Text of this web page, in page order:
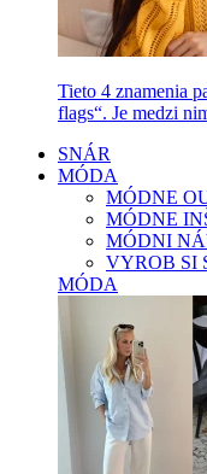
Tieto 4 znamenia
flags“. Je medzi
SNÁR
MÓDA
MÓDNE
MÓDNE
MÓDNI
VYROB SI
MÓDA